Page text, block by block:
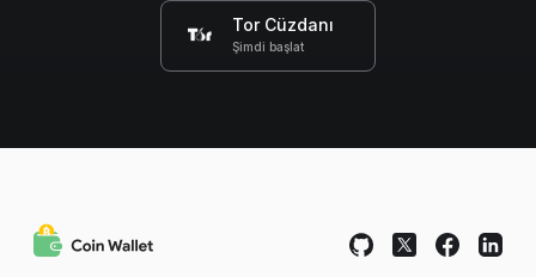
Tor Cüzdanı
Şimdi başlat